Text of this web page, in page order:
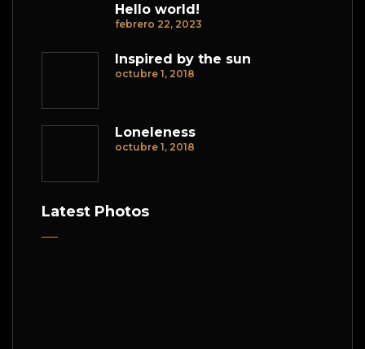
Hello world!
febrero 22, 2023
Inspired by the sun
octubre 1, 2018
Loneleness
octubre 1, 2018
Latest Photos